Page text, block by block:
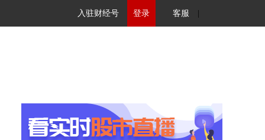
入驻财经号 登录 客服